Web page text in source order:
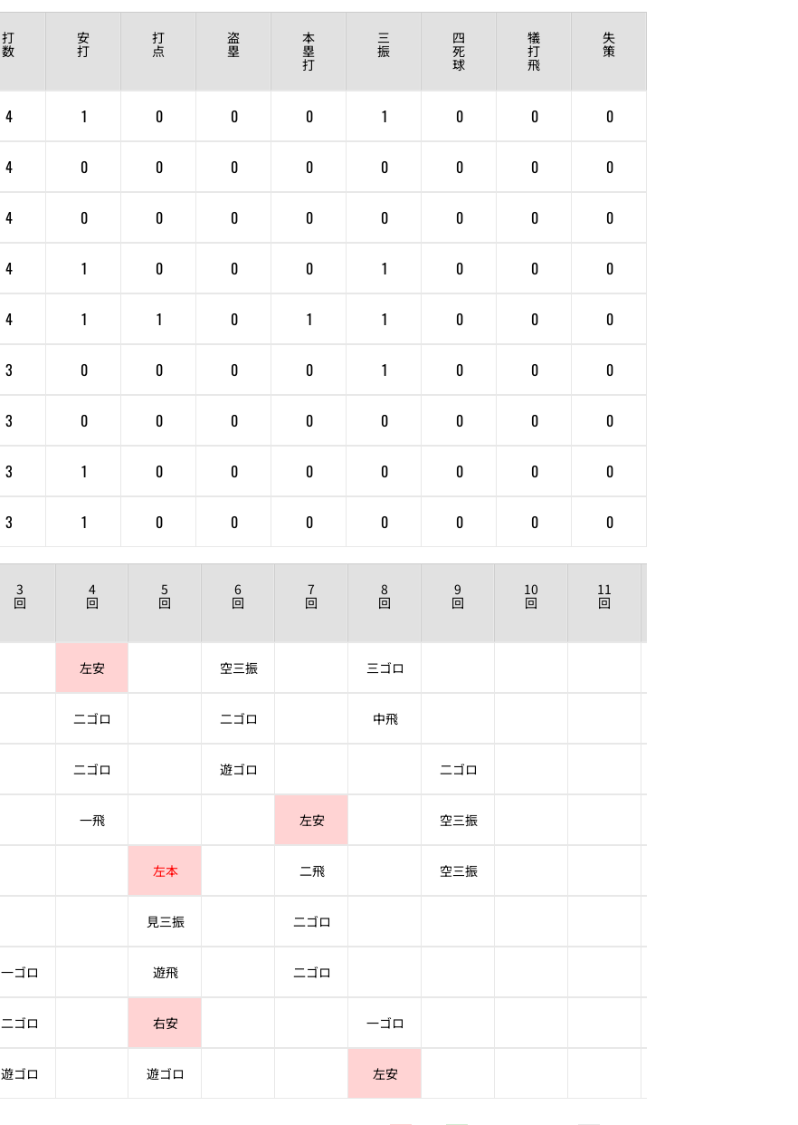
打
数
安
打
打
点
盗
塁
本
塁
打
三
振
四
死
球
犠
打
飛
失
策
4 1 0 0 0 1 0 0 0
4 0 0 0 0 0 0 0 0
4 0 0 0 0 0 0 0 0
4 1 0 0 0 1 0 0 0
4 1 1 0 1 1 0 0 0
3 0 0 0 0 1 0 0 0
3 0 0 0 0 0 0 0 0
3 1 0 0 0 0 0 0 0
3 1 0 0 0 0 0 0 0
3
回
4
回
5
回
6
回
7
回
8
回
9
回
10
回
11
回
左安 空三振 三ゴロ
二ゴロ 二ゴロ 中飛
二ゴロ 遊ゴロ 二ゴロ
一飛 左安 空三振
左本 二飛 空三振
見三振 二ゴロ
一ゴロ 遊飛 二ゴロ
二ゴロ 右安 一ゴロ
遊ゴロ 遊ゴロ 左安